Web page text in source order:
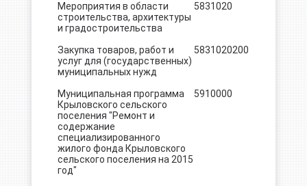
Мероприятия в области
строительства, архитектуры
и градостроительства
5831020
Закупка товаров, работ и
услуг для (государственных)
муниципальных нужд
5831020200
Муниципальная программа
Крыловского сельского
поселения "Ремонт и
содержание
специализированного
жилого фонда Крыловского
сельского поселения на 2015
год"
5910000